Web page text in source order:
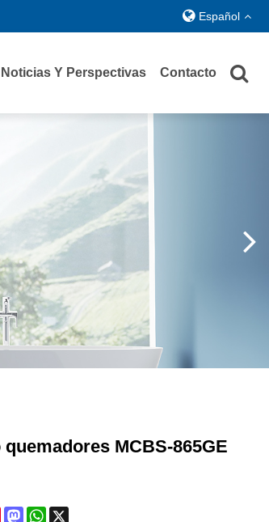
Español
Noticias Y Perspectivas Contacto
MCBS-865GE
PinterestMastodonWhatsApp